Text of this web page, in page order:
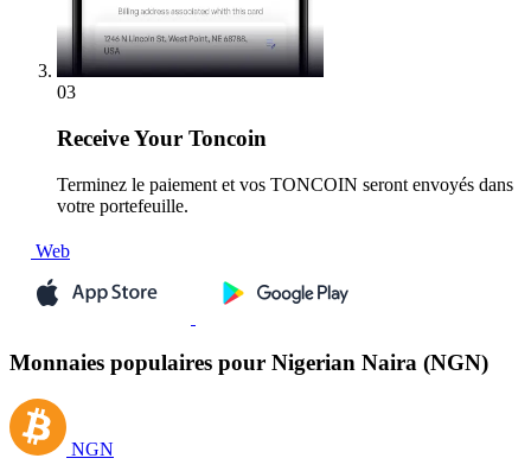
03
ReceiveYour Toncoin
Terminez le paiement et vos TONCOIN seront envoyés dans
votre portefeuille.
Web
Monnaies populaires pour Nigerian Naira (NGN)
NGN